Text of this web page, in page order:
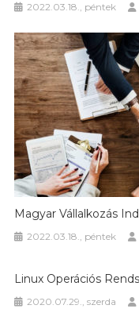
2022.03.18., péntek
Magyar Vállalkozás
2022.03.18., péntek
Linux Operációs
2020.07.29., szerda